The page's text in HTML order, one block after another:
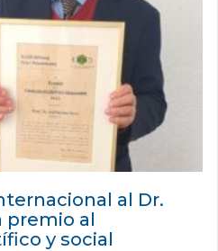
al Dr.
premio al
y social